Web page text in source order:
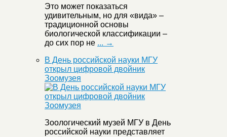
Это может показаться
удивительным, но для «вида» –
традиционной основы
биологической классификации –
до сих пор не ... →
В День российской науки МГУ
открыл цифровой двойник
Зоомузея
Зоологический музей МГУ в День
российской науки представляет